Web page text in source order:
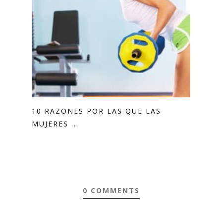
10 RAZONES POR LAS QUE LAS
MUJERES ...
0 COMMENTS